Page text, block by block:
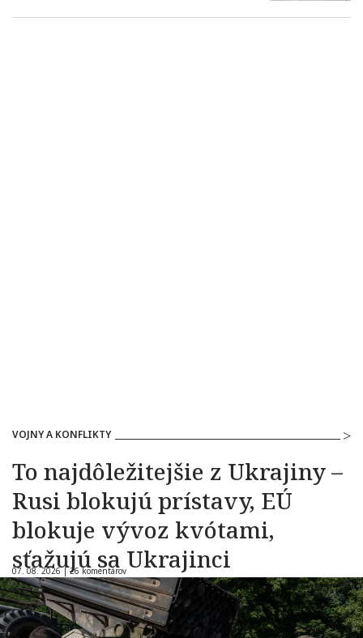
VOJNY A KONFLIKTY
To najdôležitejšie z Ukrajiny –
Rusi blokujú prístavy, EÚ
blokuje vývoz kvótami,
sťažujú sa Ukrajinci
07. 08. 2026 |26 komentárov